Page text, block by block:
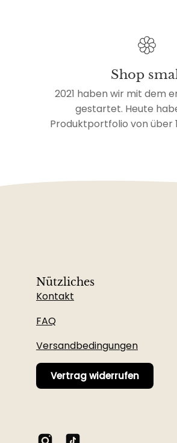
Shop
2021 haben wir mit dem
gestartet. Heute
Produktportfolio von über
Nützliches
Kontakt
FAQ
Versandbedingungen
Vertrag widerrufen